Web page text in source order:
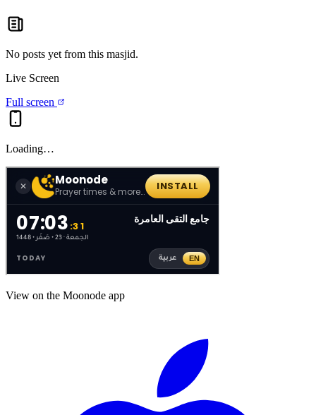
No posts yet from this masjid.
Live Screen
Full screen
Loading…
View on the Moonode app